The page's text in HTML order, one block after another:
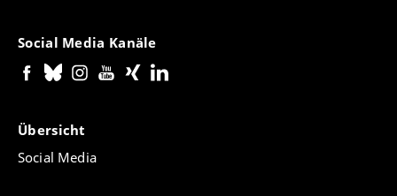
Social Media Kanäle
Übersicht
Social Media